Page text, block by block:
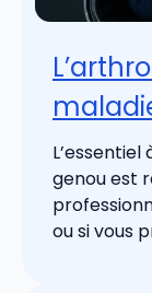
genou est
ou si vous